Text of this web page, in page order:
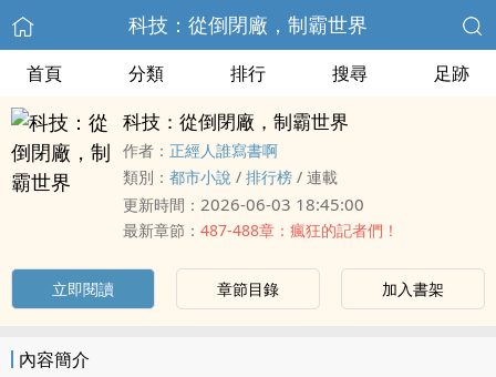
科技：從倒閉廠，制霸世界
首頁 分類 排行 搜尋 足跡
科技：從倒閉廠，制霸世界
作者： 正經人誰寫書啊
類別： 都市小說 / 排行榜 / 連載
更新時間： 2026-06-03 18:45:00
最新章節： 487-488章：瘋狂的記者們！
立即閱讀 章節目錄 加入書架
內容簡介